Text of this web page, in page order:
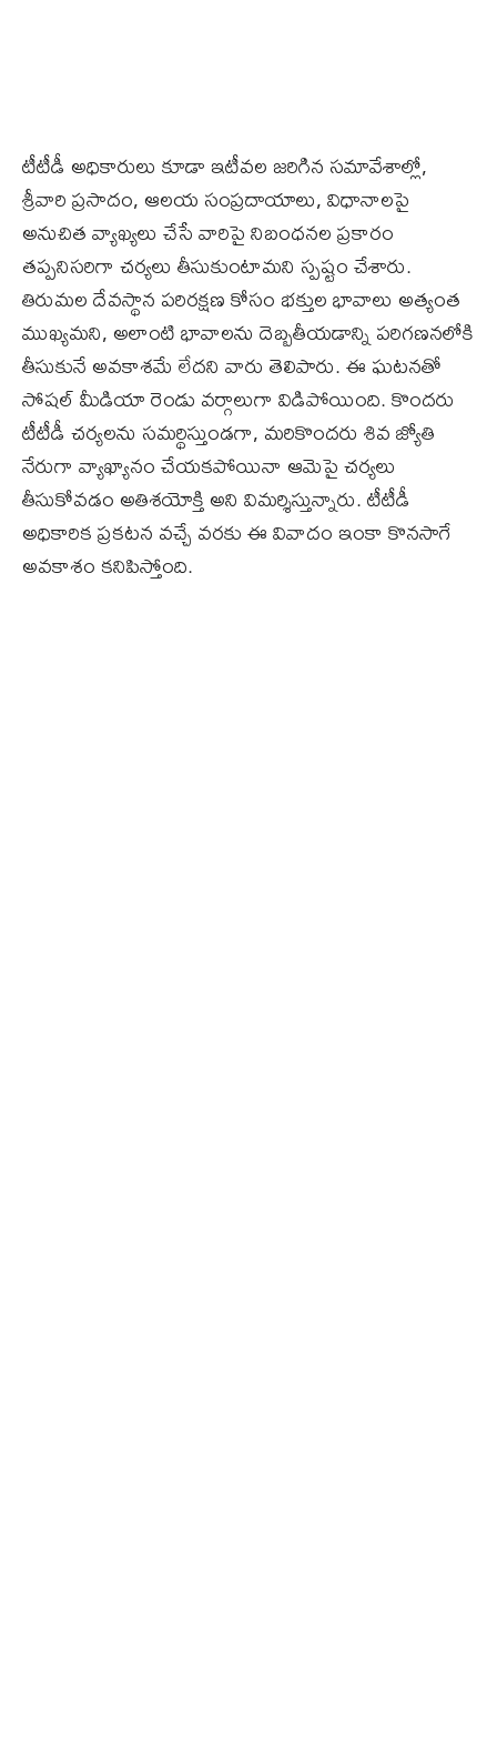
టీటీడీ అధికారులు కూడా ఇటీవల జరిగిన సమావేశాల్లో,
శ్రీవారి ప్రసాదం, ఆలయ సంప్రదాయాలు, విధానాలపై
అనుచిత వ్యాఖ్యలు చేసే వారిపై నిబంధనల ప్రకారం
తప్పనిసరిగా చర్యలు తీసుకుంటామని స్పష్టం చేశారు.
తిరుమల దేవస్థాన పరిరక్షణ కోసం భక్తుల భావాలు అత్యంత
ముఖ్యమని, అలాంటి భావాలను దెబ్బతీయడాన్ని పరిగణనలోకి
తీసుకునే అవకాశమే లేదని వారు తెలిపారు. ఈ ఘటనతో
సోషల్ మీడియా రెండు వర్గాలుగా విడిపోయింది. కొందరు
టీటీడీ చర్యలను సమర్థిస్తుండగా, మరికొందరు శివ జ్యోతి
నేరుగా వ్యాఖ్యానం చేయకపోయినా ఆమెపై చర్యలు
తీసుకోవడం అతిశయోక్తి అని విమర్శిస్తున్నారు. టీటీడీ
అధికారిక ప్రకటన వచ్చే వరకు ఈ వివాదం ఇంకా కొనసాగే
అవకాశం కనిపిస్తోంది.